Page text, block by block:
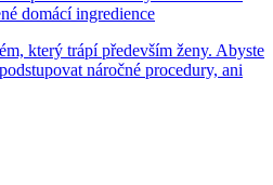
domácí ingredience
který trápí především ženy. Abyste
náročné procedury, ani